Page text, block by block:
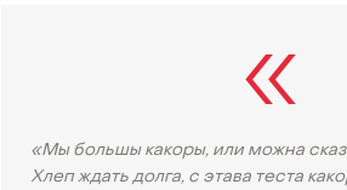
«Мы большы какоры, или можна
Хлеп ждать долга, с этава теста